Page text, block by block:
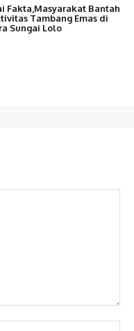
Fakta,Masyarakat Bantah
Tambang Emas di
Sungai Lolo